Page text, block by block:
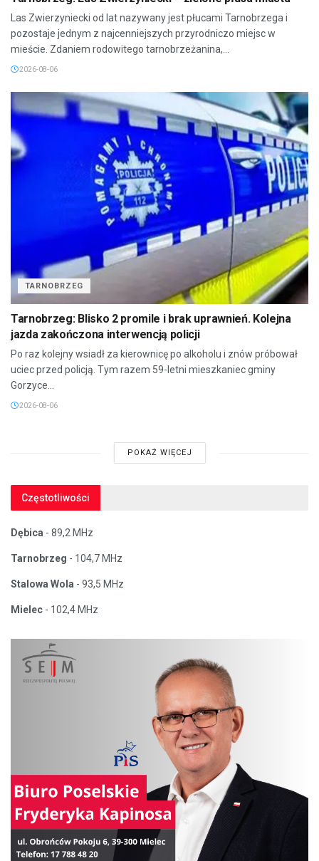
Las Zwierzyniecki od lat nazywany jest płucami Tarnobrzega i
pozostaje jednym z najcenniejszych przyrodniczo miejsc w
mieście. Zdaniem rodowitego tarnobrzeżanina,...
2026-08-06
TARNOBRZEG
Tarnobrzeg: Blisko 2 promile i brak uprawnień. Kolejna
jazda zakończona interwencją policji
Po raz kolejny wsiadł za kierownicę po alkoholu i znów próbował
uciec przed policją. Tym razem 59-letni mieszkaniec gminy
Gorzyce...
2026-08-06
POKAŻ WIĘCEJ
Częstotliwości
Dębica - 89,2 MHz
Tarnobrzeg - 104,7 MHz
Stalowa Wola - 93,5 MHz
Mielec - 102,4 MHz